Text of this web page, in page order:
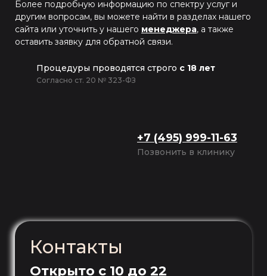
Более подробную информацию по спектру услуг и
другим вопросам, вы можете найти в разделах нашего
сайта или уточнить у нашего менеджера, а также
оставить заявку для обратной связи.
Процедуры проводятся строго с 18 лет
Согласно ст. 20 № 323-ФЗ
+7 (495) 999-11-63
Позвонить в клинику
Контакты
Открыто с 10 до 22